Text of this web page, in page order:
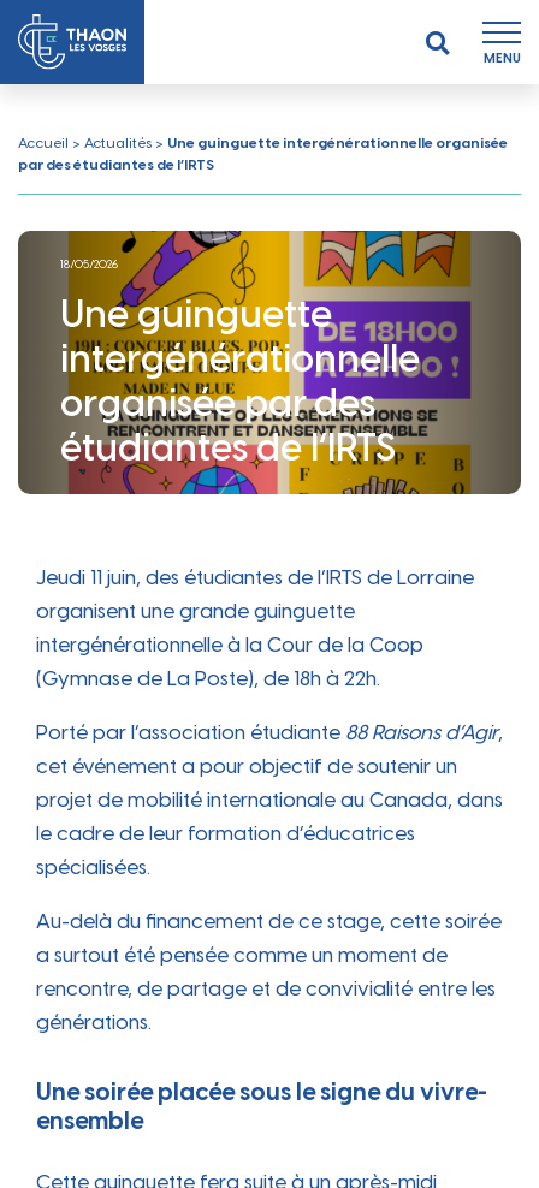
MENU
Accueil > Actualités > Une guinguette intergénérationnelle organisée
par des étudiantes de l’IRTS
18/05/2026
Une guinguette
intergénérationnelle
organisée par des
étudiantes de l’IRTS
Jeudi 11 juin, des étudiantes de l’IRTS de Lorraine
organisent une grande guinguette
intergénérationnelle à la Cour de la Coop
(Gymnase de La Poste), de 18h à 22h.
Porté par l’association étudiante 88 Raisons d’Agir,
cet événement a pour objectif de soutenir un
projet de mobilité internationale au Canada, dans
le cadre de leur formation d’éducatrices
spécialisées.
Au-delà du financement de ce stage, cette soirée
a surtout été pensée comme un moment de
rencontre, de partage et de convivialité entre les
générations.
Une soirée placée sous le signe du vivre-
ensemble
Cette guinguette fera suite à un après-midi